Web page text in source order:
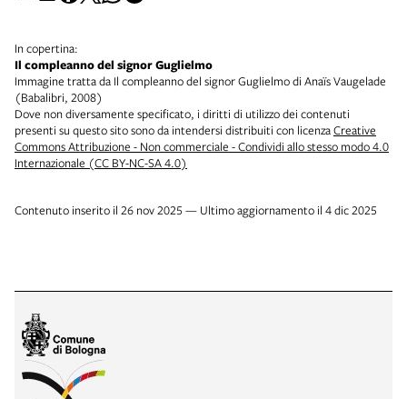
In copertina:
Il compleanno del signor Guglielmo
Immagine tratta da Il compleanno del signor Guglielmo di Anaïs Vaugelade
(Babalibri, 2008)
Dove non diversamente specificato, i diritti di utilizzo dei contenuti
presenti su questo sito sono da intendersi distribuiti con licenzaCreative
Commons Attribuzione - Non commerciale - Condividi allo stesso modo 4.0
Internazionale (CC BY-NC-SA 4.0)
Contenuto inserito il 26 nov 2025 — Ultimo aggiornamento il 4 dic 2025